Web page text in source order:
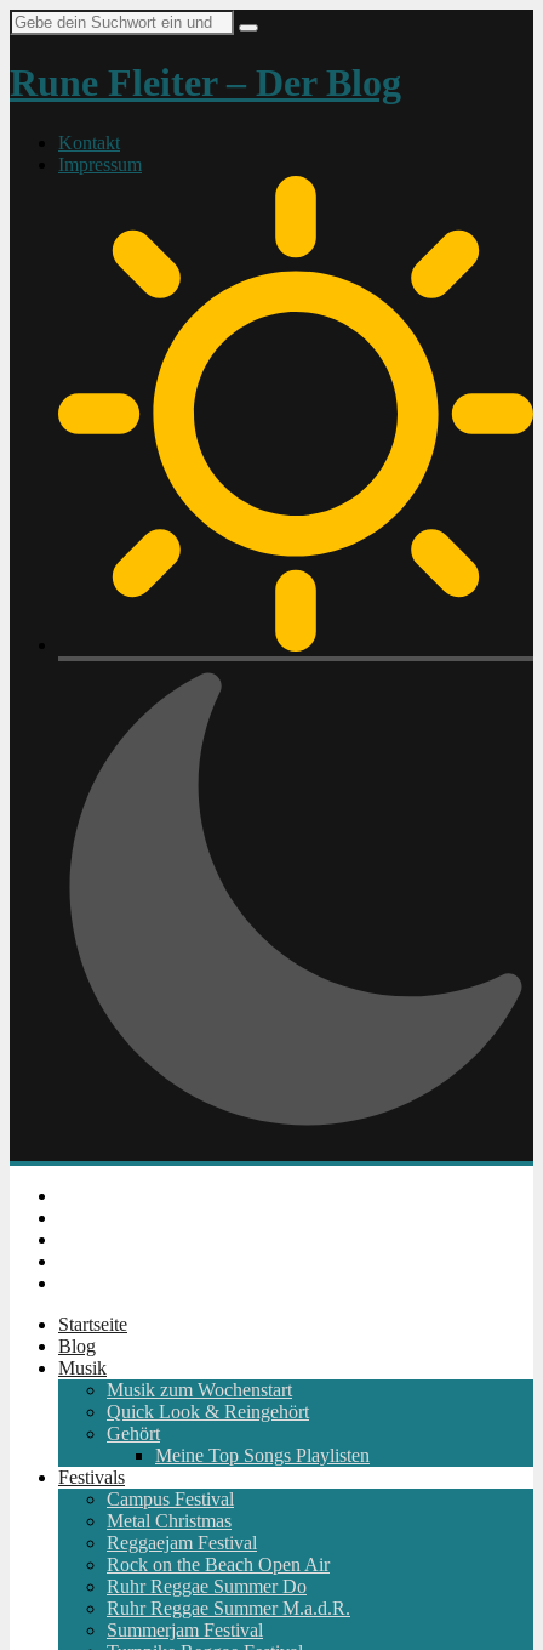
Suche
nach:
Rune Fleiter – Der Blog
Kontakt
Impressum
Startseite
Blog
Musik
Musik zum Wochenstart
Quick Look & Reingehört
Gehört
Meine Top Songs Playlisten
Festivals
Campus Festival
Metal Christmas
Reggaejam Festival
Rock on the Beach Open Air
Ruhr Reggae Summer Do
Ruhr Reggae Summer M.a.d.R.
Summerjam Festival